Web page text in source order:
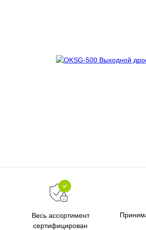
Весь ассортимент
сертифицирован